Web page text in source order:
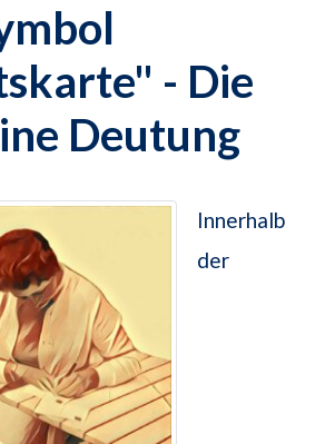
- Die
Deutung
Innerhalb
der